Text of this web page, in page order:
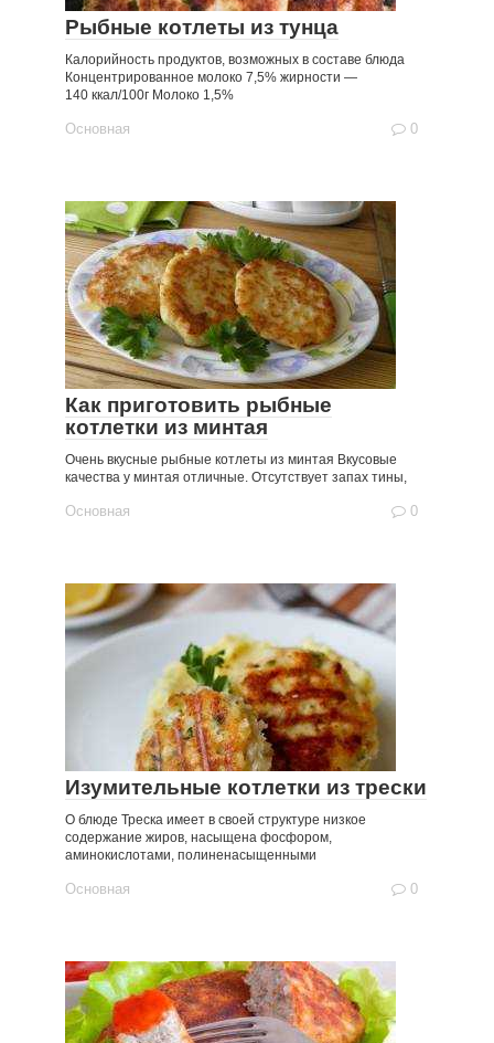
Рыбные котлеты из тунца
Калорийность продуктов, возможных в составе блюда
Концентрированное молоко 7,5% жирности —
140 ккал/100г Молоко 1,5%
Основная 0
Как приготовить рыбные
котлетки из минтая
Очень вкусные рыбные котлеты из минтая Вкусовые
качества у минтая отличные. Отсутствует запах тины,
Основная 0
Изумительные котлетки из трески
О блюде Треска имеет в своей структуре низкое
содержание жиров, насыщена фосфором,
аминокислотами, полиненасыщенными
Основная 0